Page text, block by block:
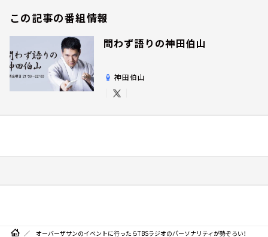
この記事の番組情報
問わず語りの神田伯山
神田伯山
オーバーザサンのイベントに行ったらTBSラジオのパーソナリティが勢ぞろい！